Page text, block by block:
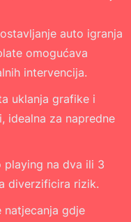
auto igranja
omogućava
intervencija.
uklanja grafike i
idealna za napredne
playing na dva ili 3
diverzificira rizik.
natjecanja gdje